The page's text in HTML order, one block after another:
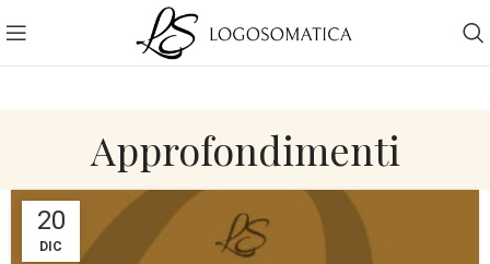
Approfondimenti
20
DIC